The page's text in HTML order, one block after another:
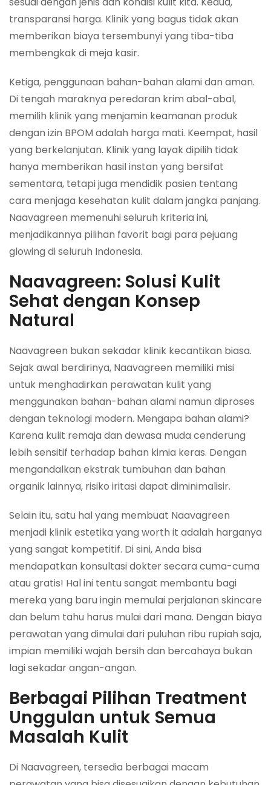
transparansi harga. Klinik yang bagus tidak akan
memberikan biaya tersembunyi yang tiba-tiba
membengkak di meja kasir.
Ketiga, penggunaan bahan-bahan alami dan aman.
Di tengah maraknya peredaran krim abal-abal,
memilih klinik yang menjamin keamanan produk
dengan izin BPOM adalah harga mati. Keempat, hasil
yang berkelanjutan. Klinik yang layak dipilih tidak
hanya memberikan hasil instan yang bersifat
sementara, tetapi juga mendidik pasien tentang
cara menjaga kesehatan kulit dalam jangka panjang.
Naavagreen memenuhi seluruh kriteria ini,
menjadikannya pilihan favorit bagi para pejuang
glowing di seluruh Indonesia.
Naavagreen: Solusi Kulit
Sehat dengan Konsep
Natural
Naavagreen bukan sekadar klinik kecantikan biasa.
Sejak awal berdirinya, Naavagreen memiliki misi
untuk menghadirkan perawatan kulit yang
menggunakan bahan-bahan alami namun diproses
dengan teknologi modern. Mengapa bahan alami?
Karena kulit remaja dan dewasa muda cenderung
lebih sensitif terhadap bahan kimia keras. Dengan
mengandalkan ekstrak tumbuhan dan bahan
organik lainnya, risiko iritasi dapat diminimalisir.
Selain itu, satu hal yang membuat Naavagreen
menjadi klinik estetika yang worth it adalah harganya
yang sangat kompetitif. Di sini, Anda bisa
mendapatkan konsultasi dokter secara cuma-cuma
atau gratis! Hal ini tentu sangat membantu bagi
mereka yang baru ingin memulai perjalanan skincare
dan belum tahu harus mulai dari mana. Dengan biaya
perawatan yang dimulai dari puluhan ribu rupiah saja,
impian memiliki wajah bersih dan bercahaya bukan
lagi sekadar angan-angan.
Berbagai Pilihan Treatment
Unggulan untuk Semua
Masalah Kulit
Di Naavagreen, tersedia berbagai macam